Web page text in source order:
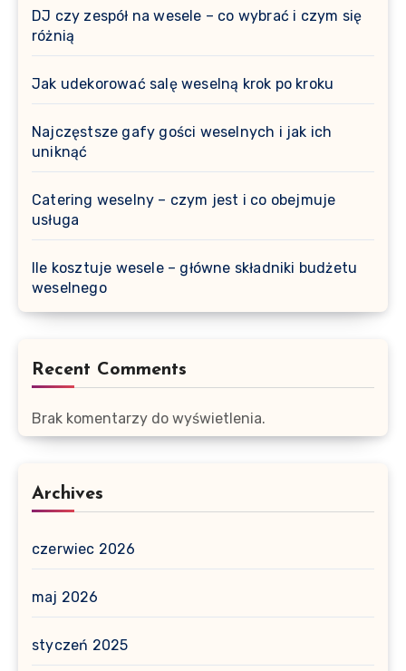
DJ czy zespół na wesele – co wybrać i czym się
różnią
Jak udekorować salę weselną krok po kroku
Najczęstsze gafy gości weselnych i jak ich
uniknąć
Catering weselny – czym jest i co obejmuje
usługa
Ile kosztuje wesele – główne składniki budżetu
weselnego
Recent Comments
Brak komentarzy do wyświetlenia.
Archives
czerwiec 2026
maj 2026
styczeń 2025